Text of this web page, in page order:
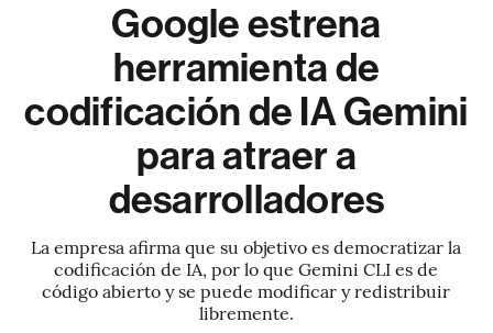
Google estrena
herramienta de
codificación de IA Gemini
para atraer a
desarrolladores
La empresa afirma que su objetivo es democratizar la
codificación de IA, por lo que Gemini CLI es de
código abierto y se puede modificar y redistribuir
libremente.